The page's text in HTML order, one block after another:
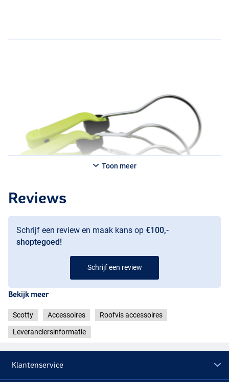
Toon meer
Reviews
Schrijf een review en maak kans op €100,-
shoptegoed!
Schrijf een review
Bekijk meer
Scotty Accessoires Roofvis accessoires
Leveranciersinformatie
Klantenservice